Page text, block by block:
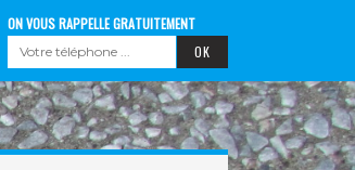
ON VOUS RAPPELLE GRATUITEMENT